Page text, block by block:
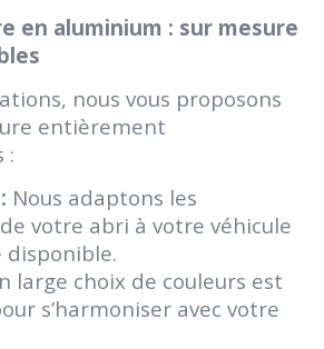
en aluminium : sur mesure
nous vous proposons
entièrement
:
Nous adaptons les
votre abri à votre véhicule
disponible.
large choix de couleurs est
s’harmoniser avec votre